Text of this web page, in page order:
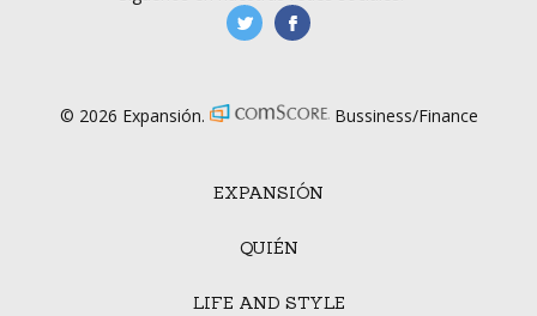
EXPANSIÓN
QUIÉN
LIFE AND STYLE
manufacturaGE
© 2026 Expansión. Bussiness/Finance